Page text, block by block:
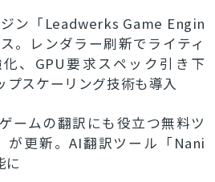
ン「Leadwerks Game Engin
。レンダラー刷新でライティ
、GPU要求スペック引き下
プスケーリング技術も導入
ームの翻訳にも役立つ無料ツ
が更新。AI翻訳ツール「Nani
に